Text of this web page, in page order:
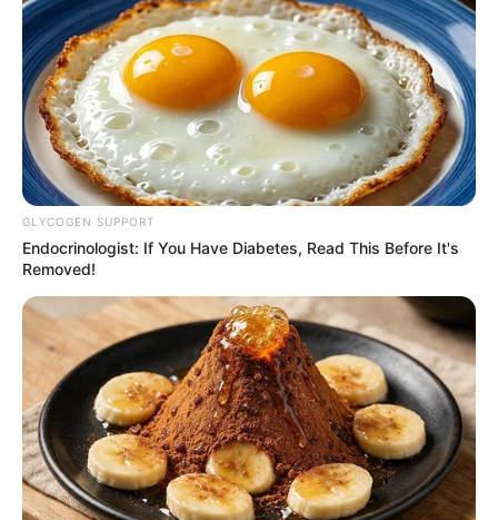
GLYCOGEN SUPPORT
Endocrinologist: If You Have Diabetes, Read This Before It's
Removed!